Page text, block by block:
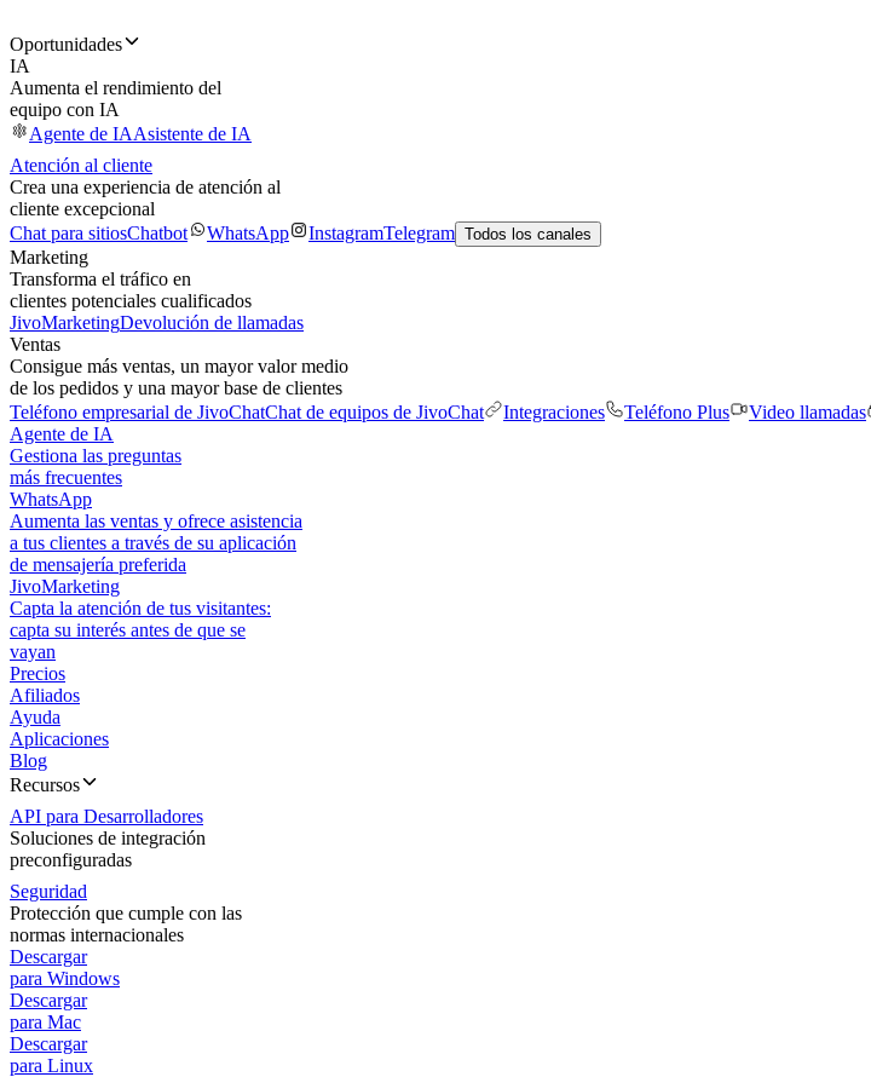
Oportunidades
IA
Aumenta el rendimiento del
equipo con IA
Agente de IAAsistente de IA
Atención al cliente
Crea una experiencia de atención al
cliente excepcional
Chat para sitiosChatbot WhatsApp InstagramTelegram Todos los canales
Marketing
Transforma el tráfico en
clientes potenciales cualificados
JivoMarketingDevolución de llamadas
Ventas
Consigue más ventas, un mayor valor medio
de los pedidos y una mayor base de clientes
Teléfono empresarial de JivoChatChat de equipos de JivoChat Integraciones Teléfono Plus Video llamadas
Agente de IA
Gestiona las preguntas
más frecuentes
WhatsApp
Aumenta las ventas y ofrece asistencia
a tus clientes a través de su aplicación
de mensajería preferida
JivoMarketing
Capta la atención de tus visitantes:
capta su interés antes de que se
vayan
Precios
Afiliados
Ayuda
Aplicaciones
Blog
Recursos
API para Desarrolladores
Soluciones de integración
preconfiguradas
Seguridad
Protección que cumple con las
normas internacionales
Descargar
para Windows
Descargar
para Mac
Descargar
para Linux